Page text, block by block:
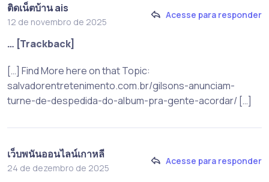
ติดเน็ตบ้าน ais
12 de novembro de 2025
Acesse para responder
… [Trackback]
[…] Find More here on that Topic:
salvadorentretenimento.com.br/gilsons-anunciam-
turne-de-despedida-do-album-pra-gente-acordar/ […]
เว็บพนันออนไลน์เกาหลี
24 de dezembro de 2025
Acesse para responder